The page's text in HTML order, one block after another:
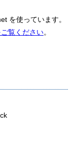
を使っています。
覧ください。